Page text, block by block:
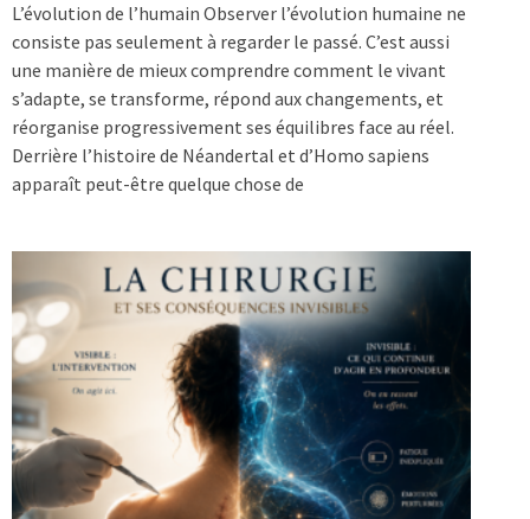
L’évolution de l’humain Observer l’évolution humaine ne
consiste pas seulement à regarder le passé. C’est aussi
une manière de mieux comprendre comment le vivant
s’adapte, se transforme, répond aux changements, et
réorganise progressivement ses équilibres face au réel.
Derrière l’histoire de Néandertal et d’Homo sapiens
apparaît peut-être quelque chose de